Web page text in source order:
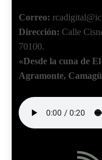
Correo:
Dirección: Calle
70100.
«Desde la cuna de
Agramonte,